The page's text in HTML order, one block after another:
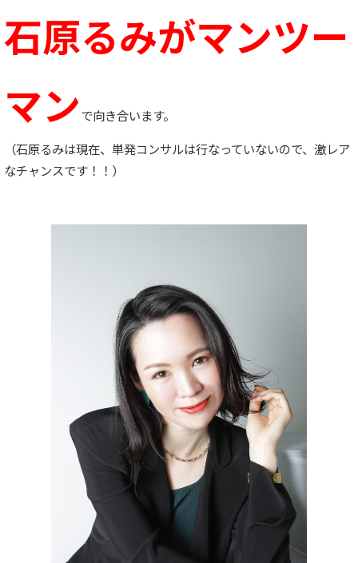
石原るみがマンツー
マンで向き合います。
（石原るみは現在、単発コンサルは行なっていないので、激レア
なチャンスです！！）